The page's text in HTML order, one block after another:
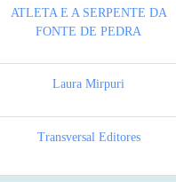
ATLETA E A SERPENTE DA
FONTE DE PEDRA
Laura Mirpuri
Transversal Editores